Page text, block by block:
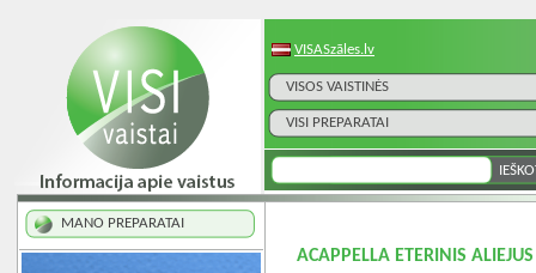
VISASzāles.lv
VISOS VAISTINĖS
VISI PREPARATAI
MANO PREPARATAI
ACAPPELLA ETERINIS